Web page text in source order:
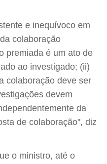
e inequívoco em
colaboração
premiada é um ato de
ao investigado; (ii)
colaboração deve ser
devem
da
de colaboração", diz
o ministro, até o